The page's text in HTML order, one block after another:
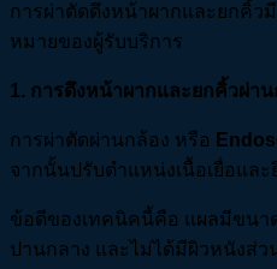
การผ่าตัดดึงหน้าผากและยกคิ้ว
หมายของผู้รับบริการ
1. การดึงหน้าผากและยกคิ้วผ่าน
การผ่าตัดผ่านกล้อง หรือ
จากนั้นปรับตำแหน่งเนื้อเยื่อแล
ข้อดีของเทคนิคนี้คือ แผลมีขนา
ปานกลาง และไม่ได้มีผิวหนังส่ว